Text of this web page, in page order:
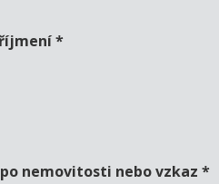
*
nemovitosti nebo vzkaz *